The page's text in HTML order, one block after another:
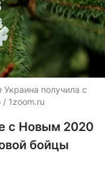
получила с
/ 1zoom.ru
с Новым 2020
бойцы